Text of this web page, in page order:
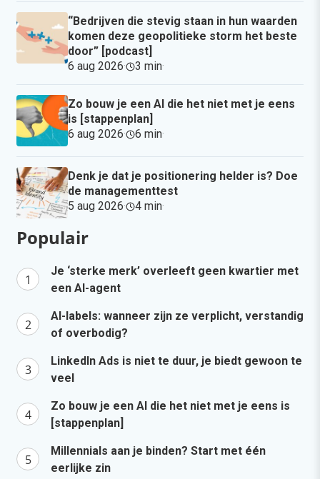
“Bedrijven die stevig staan in hun waarden
komen deze geopolitieke storm het beste
door” [podcast]
6 aug 2026· 3 min·
Zo bouw je een AI die het niet met je eens
is [stappenplan]
6 aug 2026· 6 min·
Denk je dat je positionering helder is? Doe
de managementtest
5 aug 2026· 4 min·
Populair
Je ‘sterke merk’ overleeft geen kwartier met
een AI-agent
AI-labels: wanneer zijn ze verplicht, verstandig
of overbodig?
LinkedIn Ads is niet te duur, je biedt gewoon te
veel
Zo bouw je een AI die het niet met je eens is
[stappenplan]
Millennials aan je binden? Start met één
eerlijke zin